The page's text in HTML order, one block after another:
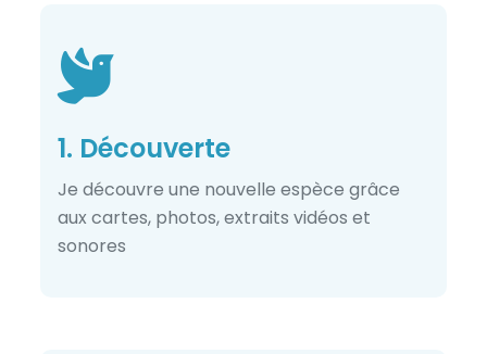
1. Découverte
Je découvre une nouvelle espèce grâce
aux cartes, photos, extraits vidéos et
sonores